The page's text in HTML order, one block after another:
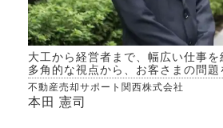
大工から経営者まで、幅広い仕事を
多角的な視点から、お客さまの問題
不動産売却サポート関西株式会社
本田 憲司